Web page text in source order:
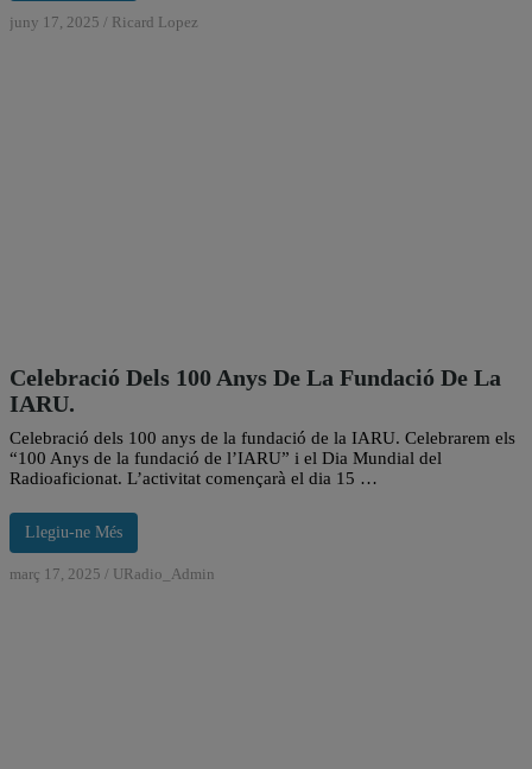
juny 17, 2025 / Ricard Lopez
Celebració Dels 100 Anys De La Fundació De La
IARU.
Celebració dels 100 anys de la fundació de la IARU. Celebrarem els
“100 Anys de la fundació de l’IARU” i el Dia Mundial del
Radioaficionat. L’activitat començarà el dia 15 …
Llegiu-ne Més
març 17, 2025 / URadio_Admin